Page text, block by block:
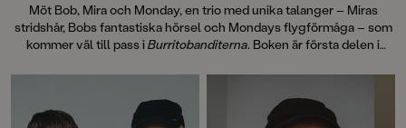
Möt Bob, Mira och Monday, en trio med unika talanger – Miras
stridshår, Bobs fantastiska hörsel och Mondays flygförmåga – som
kommer väl till pass iBurritobanditerna. Boken är första delen i
Dahlin och Mattias Andersson.